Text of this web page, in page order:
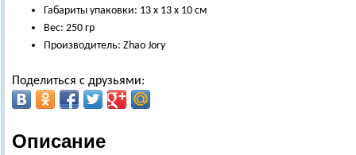
Габариты упаковки: 13 х 13 х 10 см
Вес: 250 гр
Производитель: Zhao Jory
Поделиться с друзьями:
Описание